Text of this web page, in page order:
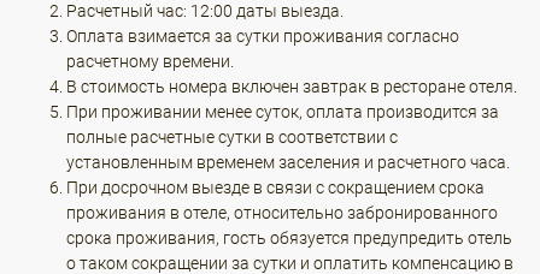
Расчетный час: 12:00 даты выезда.
Оплата взимается за сутки проживания согласно
расчетному времени.
В стоимость номера включен завтрак в ресторане отеля.
При проживании менее суток, оплата производится за
полные расчетные сутки в соответствии с
установленным временем заселения и расчетного часа.
При досрочном выезде в связи с сокращением срока
проживания в отеле, относительно забронированного
срока проживания, гость обязуется предупредить отель
о таком сокращении за сутки и оплатить компенсацию в